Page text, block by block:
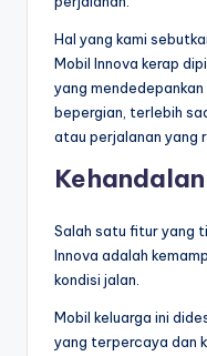
Hal yang kami
Mobil Innova kerap
yang
bepergian, terlebih
atau perjalanan yang
Kehandalan
Salah satu fitur yang
Innova adalah
kondisi jalan.
Mobil keluarga ini
yang terpercaya dan